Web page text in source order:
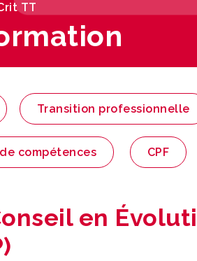
TT
Transition professionnelle
compétences CPF
en